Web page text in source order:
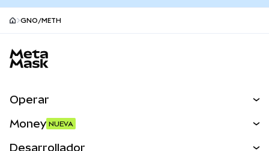
GNO/METH
Operar
Money NUEVA
Desarrollador